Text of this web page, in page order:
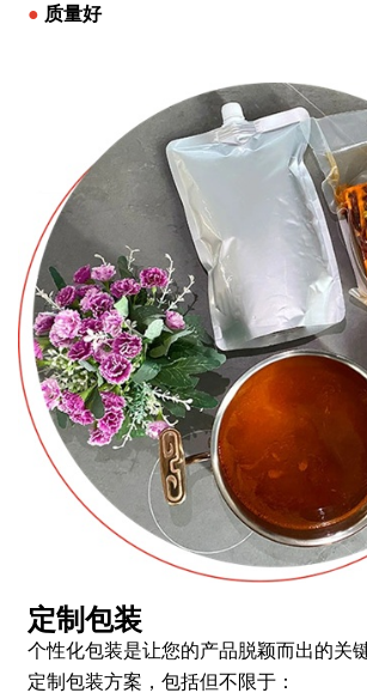
● 质量好
定制包装
个性化包装是让您的产品脱颖而出的关
定制包装方案，包括但不限于：